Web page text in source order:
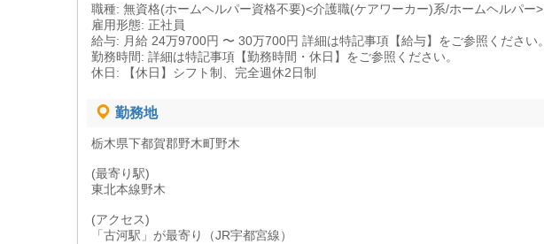
職種: 無資格(ホームヘルパー資格不要)<介護職(ケアワーカー)系/ホームヘルパー>
雇用形態: 正社員
給与: 月給 24万9700円 〜 30万700円 詳細は特記事項【給与】をご参照ください。
勤務時間: 詳細は特記事項【勤務時間・休日】をご参照ください。
休日: 【休日】シフト制、完全週休2日制
勤務地
栃木県下都賀郡野木町野木
(最寄り駅)
東北本線野木
(アクセス)
「古河駅」が最寄り（JR宇都宮線）